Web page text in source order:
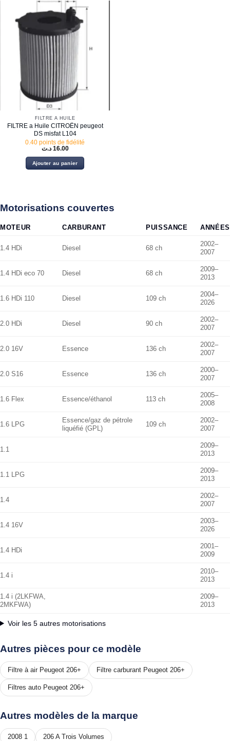
FILTRE À HUILE
FILTRE a Huile CITROËN peugeot
DS misfat L104
0.40 points de fidélité
16.00 د.ت
Ajouter au panier
Motorisations couvertes
MOTEUR CARBURANT PUISSANCE ANNÉES
1.4 HDi Diesel 68 ch
2002–
2007
1.4 HDi eco 70 Diesel 68 ch
2009–
2013
1.6 HDi 110 Diesel 109 ch
2004–
2026
2.0 HDi Diesel 90 ch
2002–
2007
2.0 16V Essence 136 ch
2002–
2007
2.0 S16 Essence 136 ch
2000–
2007
1.6 Flex Essence/éthanol 113 ch
2005–
2008
1.6 LPG
Essence/gaz de pétrole
liquéfié (GPL)
109 ch
2002–
2007
1.1
2009–
2013
1.1 LPG
2009–
2013
1.4
2002–
2007
1.4 16V
2003–
2026
1.4 HDi
2001–
2009
1.4 i
2010–
2013
1.4 i (2LKFWA,
2MKFWA)
2009–
2013
Voir les 5 autres motorisations
Autres pièces pour ce modèle
Filtre à air Peugeot 206+ Filtre carburant Peugeot 206+
Filtres auto Peugeot 206+
Autres modèles de la marque
2008 1 206 A Trois Volumes